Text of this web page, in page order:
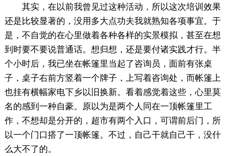
其实，在以前我曾见过这种活动，所以这次培训效果
还是比较显著的，没用多大点功夫我就熟知各项事宜。于
是，不自觉的在心里做着各种各样的实景模拟，甚至在想
到时要不要说普通话。想归想，还是要付诸实践才行。半
个小时后，我已坐在帐篷里当起了咨询员，面前有张桌
子，桌子右前方竖着一个牌子，上写着咨询处，而帐篷上
也挂有横幅家电下乡以旧换新。看着感觉着这些，心里莫
名的感到一种自豪。原以为是两个人同在一顶帐篷里工
作，不想却是分开的，超市有两个入口，可谓前后门，所
以一个门口搭了一顶帐篷。不过，自己干就自己干，没什
么大不了的。